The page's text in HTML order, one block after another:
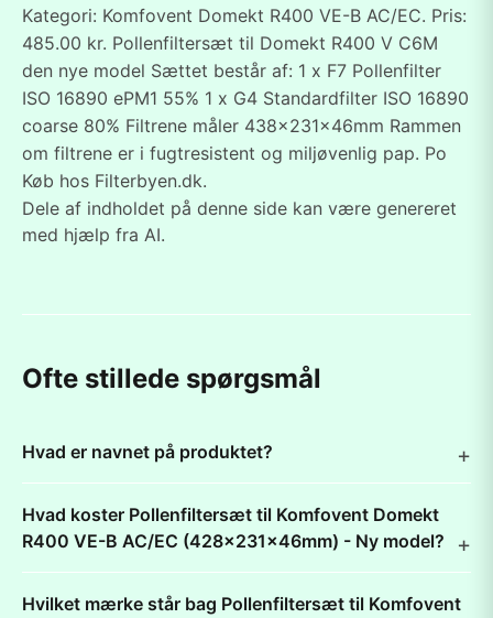
Kategori: Komfovent Domekt R400 VE-B AC/EC. Pris:
485.00 kr. Pollenfiltersæt til Domekt R400 V C6M
den nye model Sættet består af: 1 x F7 Pollenfilter
ISO 16890 ePM1 55% 1 x G4 Standardfilter ISO 16890
coarse 80% Filtrene måler 438x231x46mm Rammen
om filtrene er i fugtresistent og miljøvenlig pap. Po
Køb hos Filterbyen.dk.
Dele af indholdet på denne side kan være genereret
med hjælp fra AI.
Ofte stillede spørgsmål
Hvad er navnet på produktet?
Hvad koster Pollenfiltersæt til Komfovent Domekt
R400 VE-B AC/EC (428x231x46mm) - Ny model?
Hvilket mærke står bag Pollenfiltersæt til Komfovent